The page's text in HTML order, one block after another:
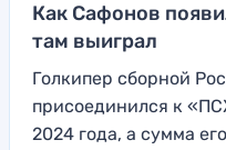
Как Сафонов
там выиграл
Голкипер сборной
присоединился к
2024 года, а сумма